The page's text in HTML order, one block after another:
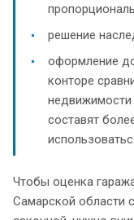
решение
оформление
конторе
составят
Чтобы оценка
Самарской области